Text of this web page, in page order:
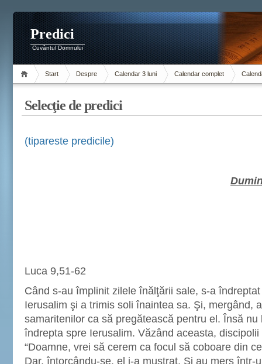
Predici
Cuvântul Domnului
Start Despre Calendar 3 luni Calendar complet
Selecţie de predici
(tipareste predicile)
Luca 9,51-62
Când s-au împlinit zilele înălţării sale, s-a
Ierusalim şi a trimis soli înaintea sa. Şi, mergând,
samaritenilor ca să pregătească pentru el. Însă
îndrepta spre Ierusalim. Văzând aceasta,
“Doamne, vrei să cerem ca focul să coboare din
Dar, întorcându-se, el i-a mustrat. Şi au mers într-